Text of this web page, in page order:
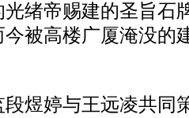
绪帝赐建的圣旨石
被高楼广厦淹没的
婷与王远凌共同